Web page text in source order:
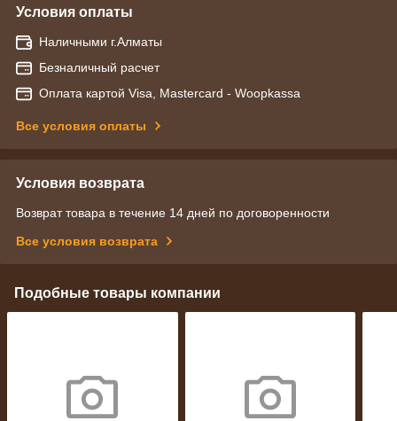
Условия оплаты
Наличными г.Алматы
Безналичный расчет
Оплата картой Visa, Mastercard - Woopkassa
Все условия оплаты
Условия возврата
Возврат товара в течение 14 дней по договоренности
Все условия возврата
Подобные товары компании